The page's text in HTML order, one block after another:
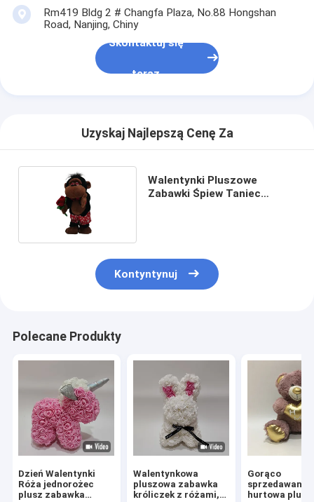
Rm419 Bldg 2 # Changfa Plaza, No.88 Hongshan
Road, Nanjing, Chiny
Skontaktuj się
teraz
Uzyskaj Najlepszą Cenę Za
Walentynki Pluszowe
Zabawki Śpiew Taniec
Kontyntynuj
Polecane Produkty
Dzień Walentynki
Róża jednorożec
plusz zabawka
Walentynkowa
pluszowa zabawka
króliczek z różami,
Gorąco
sprzedawana
hurtowa